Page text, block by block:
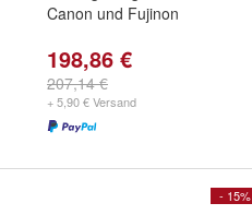
Canon und Fujinon
198,86 €
207,14 €
+ 5,90 € Versand
- 15%